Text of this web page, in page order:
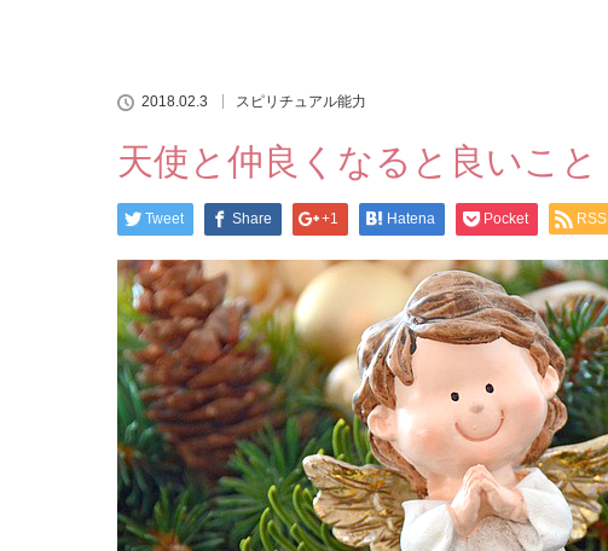
2018.02.3 スピリチュアル能力
天使と仲良くなると良いこと
Tweet Share +1 Hatena Pocket RSS